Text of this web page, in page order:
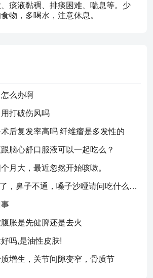
痰液黏稠、排痰困难、喘息等。少
物，多喝水，注意休息。
么办啊
打破伤风吗
后复发率高吗 纤维瘤是多发性的
脑心舒口服液可以一起吃么？
月大，最近忽然开始咳嗽。
你好，鼻炎犯了，鼻子不通，嗓子沙哑请问吃什么药比较好？
胀是先健脾还是去火
吗,是油性皮肤!
增生，关节间隙变窄，骨质节